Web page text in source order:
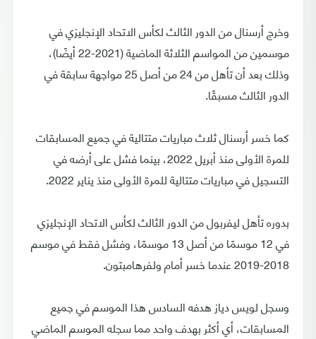
وخرج أرسنال من الدور الثالث لكأس الاتحاد الإنجليزي في
موسمين من المواسم الثلاثة الماضية (2021-22 أيضًا)،
وذلك بعد أن تأهل من 24 من أصل 25 مواجهة سابقة في
الدور الثالث مسبقًا.
كما خسر أرسنال ثلاث مباريات متتالية في جميع المسابقات
للمرة الأولى منذ أبريل 2022، بينما فشل على أرضه في
التسجيل في مباريات متتالية للمرة الأولى منذ يناير 2022.
بدوره تأهل ليفربول من الدور الثالث لكأس الاتحاد الإنجليزي
في 12 موسمًا من أصل 13 موسمًا، وفشل فقط في موسم
2018-2019 عندما خسر أمام ولفرهامبتون.
وسجل لويس دياز هدفه السادس هذا الموسم في جميع
المسابقات، أي أكثر بهدف واحد مما سجله الموسم الماضي